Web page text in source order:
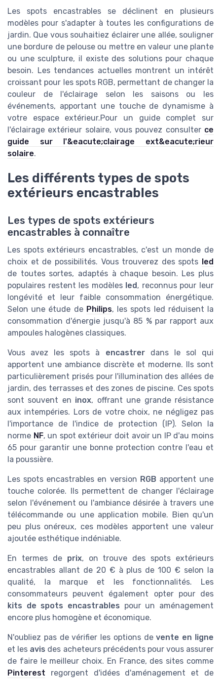
Les spots encastrables se déclinent en plusieurs
modèles pour s'adapter à toutes les configurations de
jardin. Que vous souhaitiez éclairer une allée, souligner
une bordure de pelouse ou mettre en valeur une plante
ou une sculpture, il existe des solutions pour chaque
besoin. Les tendances actuelles montrent un intérêt
croissant pour les spots RGB, permettant de changer la
couleur de l'éclairage selon les saisons ou les
événements, apportant une touche de dynamisme à
votre espace extérieur.Pour un guide complet sur
l'éclairage extérieur solaire, vous pouvez consulter ce
guide sur l'&eacute;clairage ext&eacute;rieur
solaire.
Les différents types de spots
extérieurs encastrables
Les types de spots extérieurs
encastrables à connaître
Les spots extérieurs encastrables, c'est un monde de
choix et de possibilités. Vous trouverez des spots
led
de toutes sortes, adaptés à chaque besoin. Les plus
populaires restent les modèles led , reconnus pour leur
longévité et leur faible consommation énergétique.
Selon une étude de Philips, les spots led réduisent la
consommation d'énergie jusqu'à 85 % par rapport aux
ampoules halogènes classiques.
Vous avez les spots à encastrerdans le sol qui
apportent une ambiance discrète et moderne. Ils sont
particulièrement prisés pour l'illumination des allées de
jardin, des terrasses et des zones de piscine. Ces spots
sont souvent en inox, offrant une grande résistance
aux intempéries. Lors de votre choix, ne négligez pas
l'importance de l'indice de protection (IP). Selon la
norme NF, un spot extérieur doit avoir un IP d'au moins
65 pour garantir une bonne protection contre l'eau et
la poussière.
Les spots encastrables en version RGB apportent une
touche colorée. Ils permettent de changer l'éclairage
selon l'événement ou l'ambiance désirée à travers une
télécommande ou une application mobile. Bien qu'un
peu plus onéreux, ces modèles apportent une valeur
ajoutée esthétique indéniable.
En termes de prix, on trouve des spots extérieurs
encastrables allant de 20 € à plus de 100 € selon la
qualité, la marque et les fonctionnalités. Les
consommateurs peuvent également opter pour des
kits de spots encastrables pour un aménagement
encore plus homogène et économique.
N'oubliez pas de vérifier les options devente en ligne
et les avis des acheteurs précédents pour vous assurer
de faire le meilleur choix. En France, des sites comme
Pinterest regorgent d'idées d'aménagement et de